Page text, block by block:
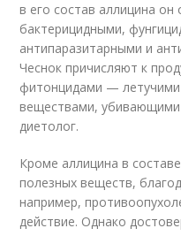
в его состав аллицина
бактерицидными,
антипаразитарными и
Чеснок причисляют к
фитонцидами —
веществами,
диетолог.
Кроме аллицина в
полезных веществ,
например,
действие. Однако